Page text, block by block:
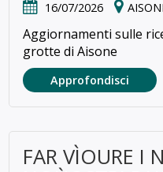
16/07/2026
Aggiornamenti sulle
grotte di Aisone
Approfondisci
FAR VÌOURE I